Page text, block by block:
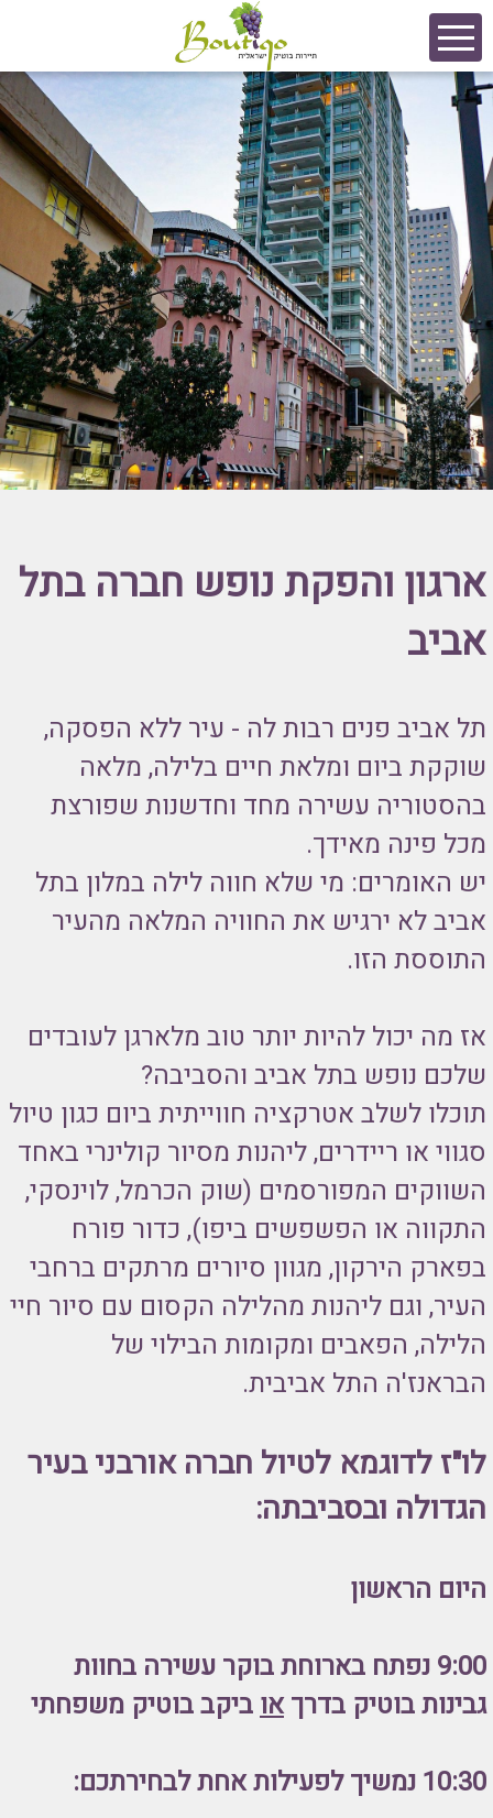
ארגון והפקת נופש חברה בתל
אביב
תל אביב פנים רבות לה - עיר ללא הפסקה,
שוקקת ביום ומלאת חיים בלילה, מלאה
בהסטוריה עשירה מחד וחדשנות שפורצת
מכל פינה מאידך.
יש האומרים: מי שלא חווה לילה במלון בתל
אביב לא ירגיש את החוויה המלאה מהעיר
התוססת הזו.
אז מה יכול להיות יותר טוב מלארגן לעובדים
שלכם נופש בתל אביב והסביבה?
תוכלו לשלב אטרקציה חווייתית ביום כגון טיול
סגווי או ריידרים, ליהנות מסיור קולינרי באחד
השווקים המפורסמים (שוק הכרמל, לוינסקי,
התקווה או הפשפשים ביפו), כדור פורח
בפארק הירקון, מגוון סיורים מרתקים ברחבי
העיר, וגם ליהנות מהלילה הקסום עם סיור חיי
הלילה, הפאבים ומקומות הבילוי של
הבראנז'ה התל אביבית.
לו"ז לדוגמא לטיול חברה אורבני בעיר
הגדולה ובסביבתה:
היום הראשון
9:00 נפתח בארוחת בוקר עשירה בחוות
גבינות בוטיק בדרךאוביקב בוטיק משפחתי
10:30 נמשיך לפעילות אחת לבחירתכם: